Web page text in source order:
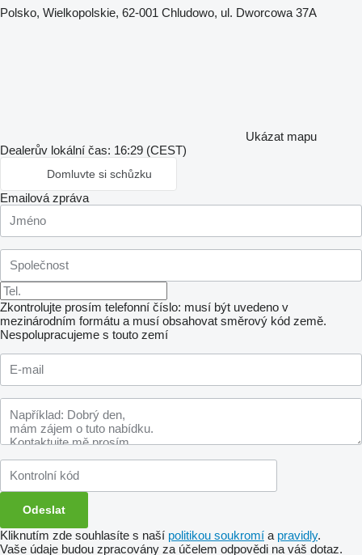
Polsko, Wielkopolskie, 62-001 Chludowo, ul. Dworcowa 37A
Ukázat mapu
Dealerův lokální čas: 16:29 (CEST)
Domluvte si schůzku
Emailová zpráva
Zkontrolujte prosím telefonní číslo: musí být uvedeno v
mezinárodním formátu a musí obsahovat směrový kód země.
Nespolupracujeme s touto zemí
Kliknutím zde souhlasíte s naší politikou soukromí a pravidly.
Vaše údaje budou zpracovány za účelem odpovědi na váš dotaz.